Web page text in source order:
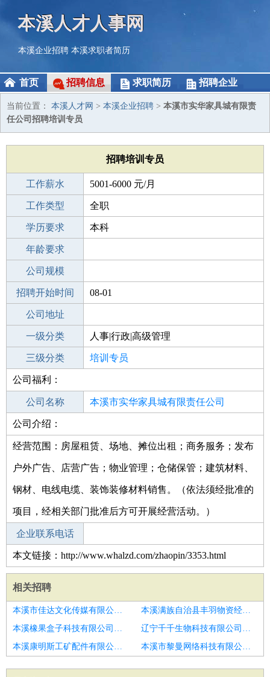
本溪人才人事网
本溪企业招聘 本溪求职者简历
首页 招聘信息 求职简历 招聘企业
当前位置： 本溪人才网 > 本溪企业招聘 > 本溪市实华家具城有限责
任公司招聘培训专员
招聘培训专员
工作薪水 5001-6000 元/月
招聘人数 2人
工作类型 全职
性别要求 -
学历要求 本科
工作经验
年龄要求
工作地点
公司规模
公司电话
招聘开始时间 08-01
招聘结束时间
公司地址
一级分类 人事|行政|高级管理
二级分类 人事/行政
三级分类 培训专员
其他行业
公司福利：
公司名称 本溪市实华家具城有限责任公司
公司类型
独资)
公司介绍：
经营范围：房屋租赁、场地、摊位出租；商务服务；发布
户外广告、店营广告；物业管理；仓储保管；建筑材料、
钢材、电线电缆、装饰装修材料销售。（依法须经批准的
项目，经相关部门批准后方可开展经营活动。）
企业联系电话
本文链接：http://www.whalzd.com/zhaopin/3353.html
相关招聘
本溪市佳达文化传媒有限公司招聘培训专员主管
本溪满族自治县丰羽物资经销有限公司招聘培训专员主管
本溪橡果盒子科技有限公司招聘培训主管
辽宁千千生物科技有限公司招聘培训专员
本溪康明斯工矿配件有限公司招聘聊城市招聘培训专员
本溪市黎曼网络科技有限公司招聘聊城市招聘培训专员